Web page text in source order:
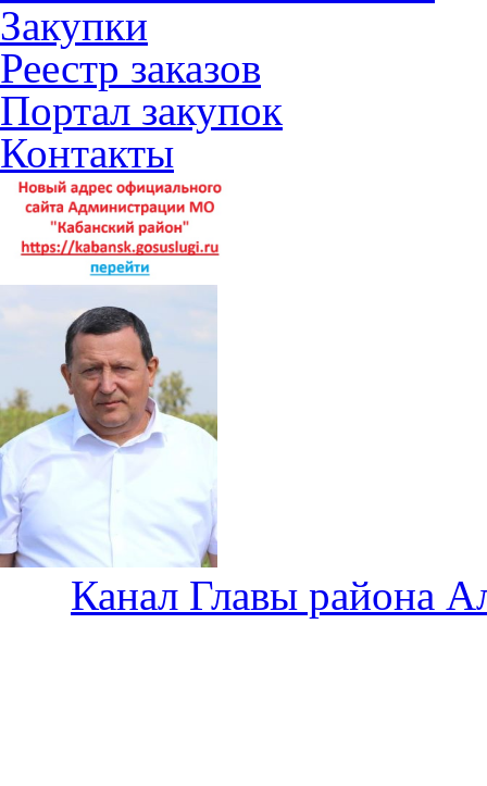
Закупки
Реестр заказов
Портал закупок
Контакты
Канал Главы района